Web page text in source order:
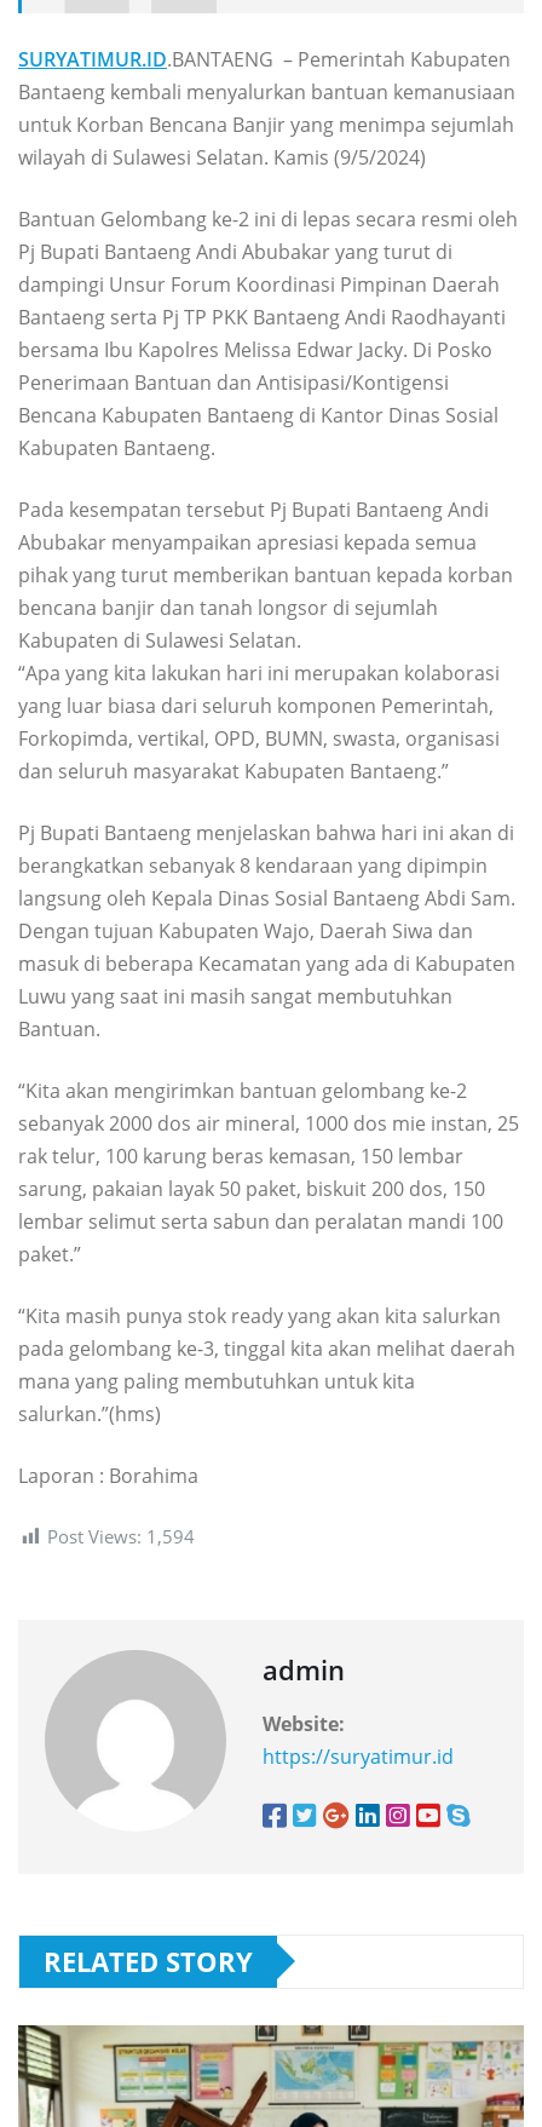
SURYATIMUR.ID.BANTAENG – Pemerintah Kabupaten
Bantaeng kembali menyalurkan bantuan kemanusiaan
untuk Korban Bencana Banjir yang menimpa sejumlah
wilayah di Sulawesi Selatan. Kamis (9/5/2024)
Bantuan Gelombang ke-2 ini di lepas secara resmi oleh
Pj Bupati Bantaeng Andi Abubakar yang turut di
dampingi Unsur Forum Koordinasi Pimpinan Daerah
Bantaeng serta Pj TP PKK Bantaeng Andi Raodhayanti
bersama Ibu Kapolres Melissa Edwar Jacky. Di Posko
Penerimaan Bantuan dan Antisipasi/Kontigensi
Bencana Kabupaten Bantaeng di Kantor Dinas Sosial
Kabupaten Bantaeng.
Pada kesempatan tersebut Pj Bupati Bantaeng Andi
Abubakar menyampaikan apresiasi kepada semua
pihak yang turut memberikan bantuan kepada korban
bencana banjir dan tanah longsor di sejumlah
Kabupaten di Sulawesi Selatan.
“Apa yang kita lakukan hari ini merupakan kolaborasi
yang luar biasa dari seluruh komponen Pemerintah,
Forkopimda, vertikal, OPD, BUMN, swasta, organisasi
dan seluruh masyarakat Kabupaten Bantaeng.”
Pj Bupati Bantaeng menjelaskan bahwa hari ini akan di
berangkatkan sebanyak 8 kendaraan yang dipimpin
langsung oleh Kepala Dinas Sosial Bantaeng Abdi Sam.
Dengan tujuan Kabupaten Wajo, Daerah Siwa dan
masuk di beberapa Kecamatan yang ada di Kabupaten
Luwu yang saat ini masih sangat membutuhkan
Bantuan.
“Kita akan mengirimkan bantuan gelombang ke-2
sebanyak 2000 dos air mineral, 1000 dos mie instan, 25
rak telur, 100 karung beras kemasan, 150 lembar
sarung, pakaian layak 50 paket, biskuit 200 dos, 150
lembar selimut serta sabun dan peralatan mandi 100
paket.”
“Kita masih punya stok ready yang akan kita salurkan
pada gelombang ke-3, tinggal kita akan melihat daerah
mana yang paling membutuhkan untuk kita
salurkan.”(hms)
Laporan : Borahima
Post Views: 1,594
admin
Website:
https://suryatimur.id
RELATED STORY